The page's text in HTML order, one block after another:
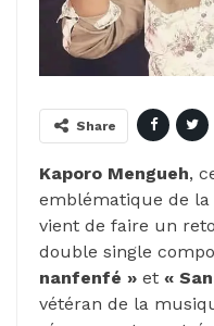
Share
Kaporo Mengueh,
emblématique de la
vient de faire un
double single
nanfenfé » et «
vétéran de la